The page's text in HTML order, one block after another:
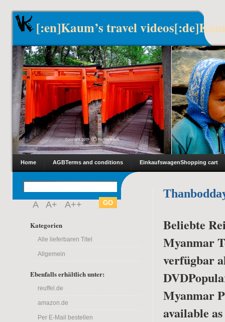
[:en]Kaum’s travel
Home AGBTerms and conditions EinkaufswagenShopping cart
A A+ A++
Kategorien
Alle lieferbaren Titel
Allgemein
Ebenfalls erhältlich unter:
reuffel.de
amazon.de
Per E-Mail bestellen
Beliebte
Myanmar
verfügbar
DVD
Myanmar
available